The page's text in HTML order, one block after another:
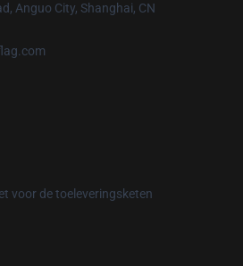
Anguo City, Shanghai, CN
voor de toeleveringsketen